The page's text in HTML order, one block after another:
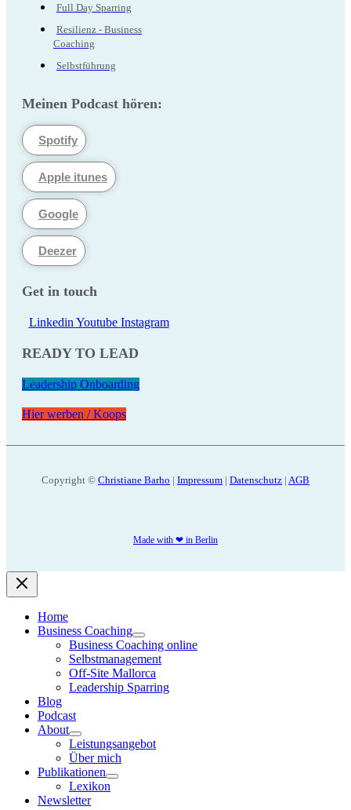
Full Day Sparring
Resilienz - Business
Coaching
Selbstführung
Meinen Podcast hören:
Spotify
Apple itunes
Google
Deezer
Get in touch
Linkedin Youtube Instagram
READY TO LEAD
Leadership Onboarding
Hier werben / Koops
Copyright © Christiane Barho | Impressum | Datenschutz | AGB
Made with ❤ in Berlin
Home
Business Coaching
Business Coaching online
Selbstmanagement
Off-Site Mallorca
Leadership Sparring
Blog
Podcast
About
Leistungsangebot
Über mich
Publikationen
Lexikon
Newsletter